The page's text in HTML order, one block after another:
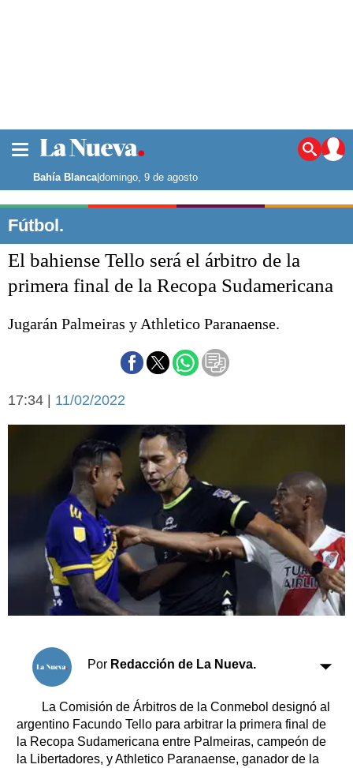
Noticias
La ciudad
Punta Alta
El mundo
Seguridad
Opinión
Deportes
Escenario Olímpico
Básquetbol
Aplausos
Cines
Economía y campo
Economía y finanzas
Con el campo
Espacio empresas
Sociedad y tiempo
libre
Sociedad
Tecnología
Turismo
Salud
Es viral
Cartón Lleno
Fúnebres
Clasificados
Horóscopo
Suplementos
Bahía Blanca|domingo, 9 de agosto
Fútbol.
El bahiense Tello será el árbitro de la
primera final de la Recopa Sudamericana
Jugarán Palmeiras y Athletico Paranaense.
17:34 | 11/02/2022
Por Redacción de La Nueva.
La Comisión de Árbitros de la Conmebol designó al
argentino Facundo Tello para arbitrar la primera final de
la Recopa Sudamericana entre Palmeiras, campeón de
la Libertadores, y Athletico Paranaense, ganador de la